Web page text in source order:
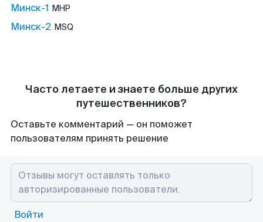
Минск-1 MHP
Минск-2 MSQ
Часто летаете и знаете больше других
путешественников?
Оставьте комментарий — он поможет
пользователям принять решение
Войти